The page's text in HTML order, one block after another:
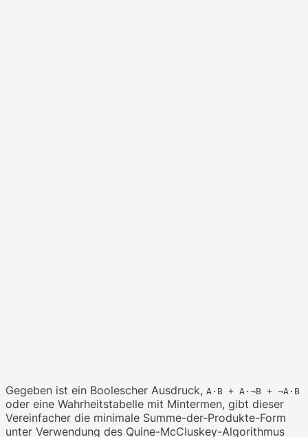
Gegeben ist ein Boolescher Ausdruck, A·B + A·¬B + ¬A·B
oder eine Wahrheitstabelle mit Mintermen, gibt dieser
Vereinfacher die minimale Summe-der-Produkte-Form
unter Verwendung des Quine-McCluskey-Algorithmus